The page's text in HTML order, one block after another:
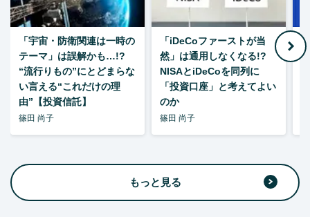
「宇宙・防衛関連は一時の
テーマ」は誤解かも…!?
“流行りもの”にとどまらな
い言える“これだけの理
由”【投資信託】
篠田 尚子
「iDeCoファーストが当
然」は通用しなくなる!?
NISAとiDeCoを同列に
「投資口座」と考えてよい
のか
篠田 尚子
もっと見る